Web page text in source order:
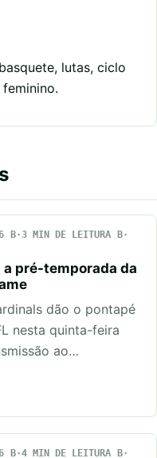
lutas, ciclo
3 MIN DE LEITURA
pré-temporada da
dão o pontapé
nesta quinta-feira
ao…
4 MIN DE LEITURA